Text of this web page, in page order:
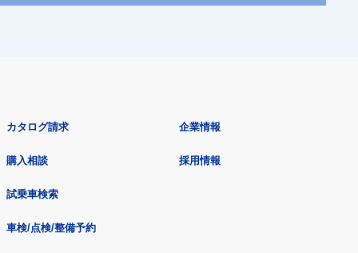
カタログ請求
購入相談
試乗車検索
車検/点検/整備予約
企業情報
採用情報